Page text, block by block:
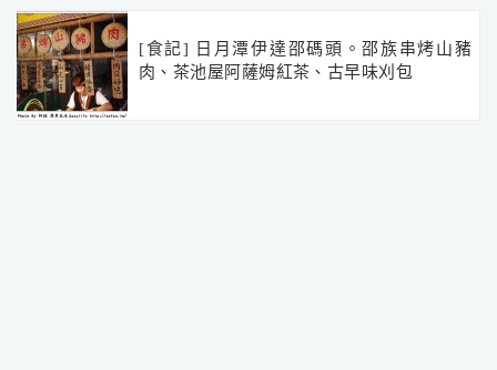
[食記] 日月潭伊達邵碼頭。邵族串烤山豬
肉、茶池屋阿薩姆紅茶、古早味刈包